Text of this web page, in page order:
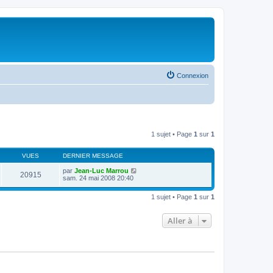
Connexion
1 sujet • Page 1 sur 1
VUES DERNIER MESSAGE
20915 par Jean-Luc Marrou
sam. 24 mai 2008 20:40
1 sujet • Page 1 sur 1
Aller à